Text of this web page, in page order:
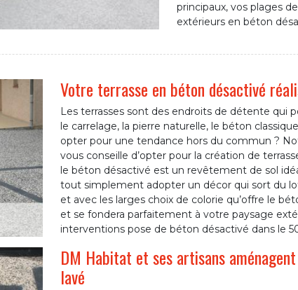
principaux, vos plages
extérieurs en béton
Votre terrasse en béton désactivé
Les terrasses sont des endroits de détente qui
le carrelage, la pierre naturelle, le béton
opter pour une tendance hors du commun ?
vous conseille d’opter pour la création de
le béton désactivé est un revêtement de sol
tout simplement adopter un décor qui sort du
et avec les larges choix de colorie qu’offre le
et se fondera parfaitement à votre paysage
interventions pose de béton désactivé dans le
DM Habitat et ses artisans
lavé